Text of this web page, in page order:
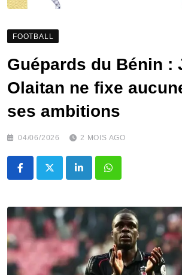
FOOTBALL
Guépards du Bénin :
Olaitan ne fixe
ses ambitions
04/06/2026 2 MOIS AGO
LinkedInWhatsapp